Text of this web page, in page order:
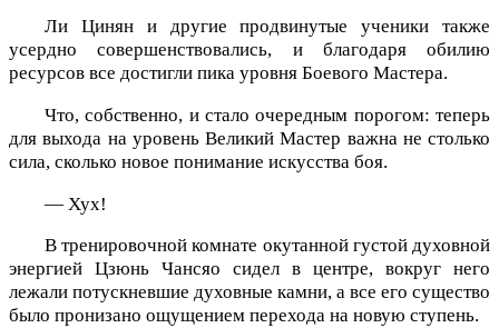
Ли Цинян и другие продвинутые ученики также
усердно совершенствовались, и благодаря обилию
ресурсов все достигли пика уровня Боевого Мастера.
Что, собственно, и стало очередным порогом: теперь
для выхода на уровень Великий Мастер важна не столько
сила, сколько новое понимание искусства боя.
— Хух!
В тренировочной комнате окутанной густой духовной
энергией Цзюнь Чансяо сидел в центре, вокруг него
лежали потускневшие духовные камни, а все его существо
было пронизано ощущением перехода на новую ступень.